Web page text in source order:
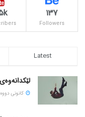
137
Followers
Latest
كانونی دووه‌م 19,